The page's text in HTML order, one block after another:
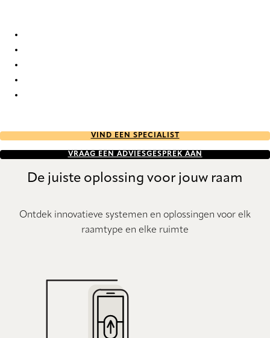
VIND EEN SPECIALIST
VRAAG EEN ADVIESGESPREK AAN
De juiste oplossing voor jouw raam
Ontdek innovatieve systemen en oplossingen voor elk
raamtype en elke ruimte